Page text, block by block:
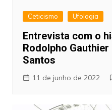
Ceticismo Ufologia
Entrevista com o
Rodolpho
Santos
11 de junho de 2022